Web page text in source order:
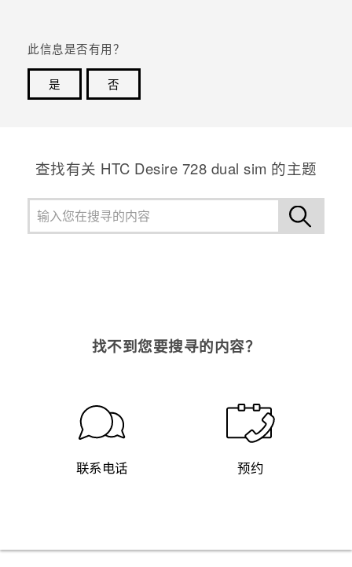
此信息是否有用？
是
否
查找有关 HTC Desire 728 dual sim 的主题
找不到您要搜寻的内容？
联系电话 预约